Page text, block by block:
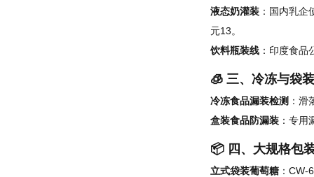
液态奶灌装 ：国内乳
元13。
饮料瓶装线 ：印度食
🧊 三、冷冻与袋
冷冻食品漏装检测 ：
盒装食品防漏装 ：专
📦 四、大规格包
立式袋装葡萄糖 ：